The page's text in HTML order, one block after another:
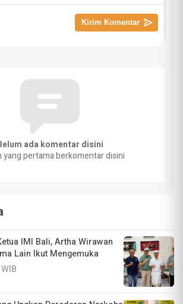
ada komentar disini
yang pertama berkomentar disini
IMI Bali, Artha Wirawan
Lain Ikut Mengemuka